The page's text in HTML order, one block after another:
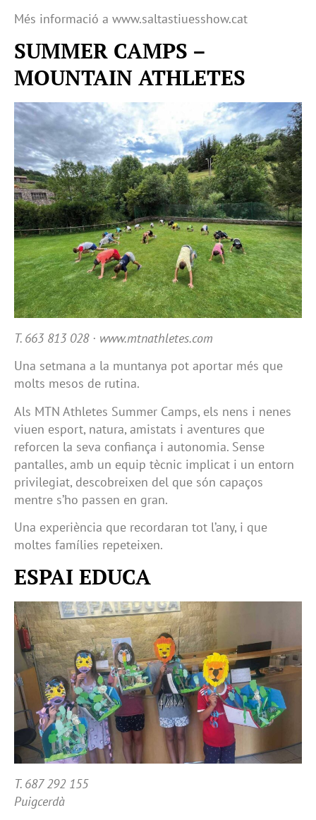
Més informació a www.saltastiuesshow.cat
SUMMER CAMPS –
MOUNTAIN ATHLETES
T. 663 813 028 · www.mtnathletes.com
Una setmana a la muntanya pot aportar més que
molts mesos de rutina.
Als MTN Athletes Summer Camps, els nens i nenes
viuen esport, natura, amistats i aventures que
reforcen la seva confiança i autonomia. Sense
pantalles, amb un equip tècnic implicat i un entorn
privilegiat, descobreixen del que són capaços
mentre s’ho passen en gran.
Una experiència que recordaran tot l’any, i que
moltes famílies repeteixen.
ESPAI EDUCA
T. 687 292 155
Puigcerdà